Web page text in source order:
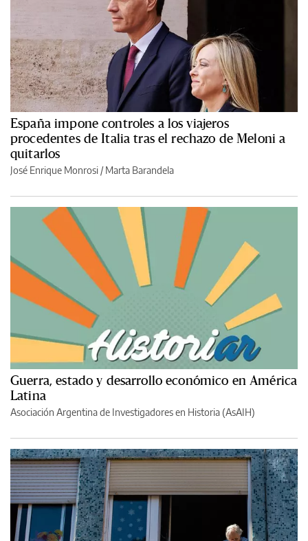
España impone controles a los viajeros
procedentes de Italia tras el rechazo de Meloni a
quitarlos
José Enrique Monrosi / Marta Barandela
Guerra, estado y desarrollo económico en América
Latina
Asociación Argentina de Investigadores en Historia (AsAIH)